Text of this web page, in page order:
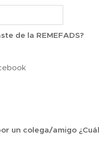
de la REMEFADS?
un colega/amigo